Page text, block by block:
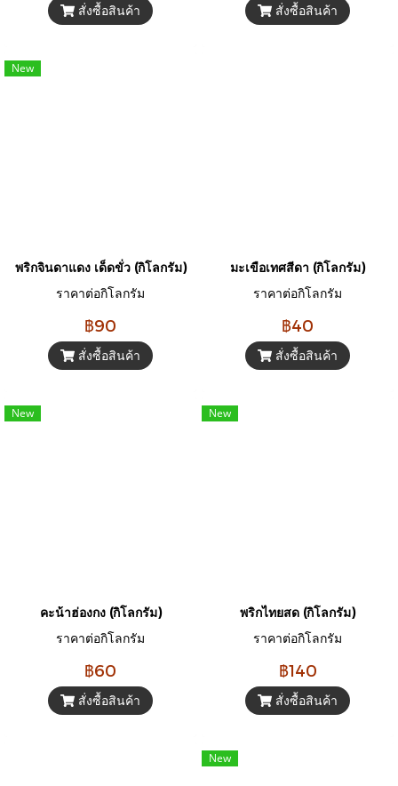
สั่งซื้อสินค้า สั่งซื้อสินค้า
New
พริกจินดาแดง เด็ดขั่ว (กิโลกรัม)
ราคาต่อกิโลกรัม
฿90
สั่งซื้อสินค้า
มะเขือเทศสีดา (กิโลกรัม)
ราคาต่อกิโลกรัม
฿40
สั่งซื้อสินค้า
New
คะน้าฮ่องกง (กิโลกรัม)
ราคาต่อกิโลกรัม
฿60
สั่งซื้อสินค้า
New
พริกไทยสด (กิโลกรัม)
ราคาต่อกิโลกรัม
฿140
สั่งซื้อสินค้า
New